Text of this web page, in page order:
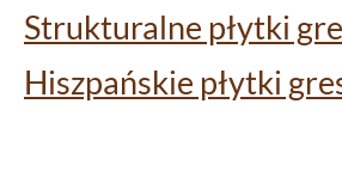
Strukturalne płytki
Hiszpańskie płytki